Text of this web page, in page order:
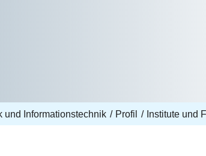
und Informationstechnik Profil Institute und